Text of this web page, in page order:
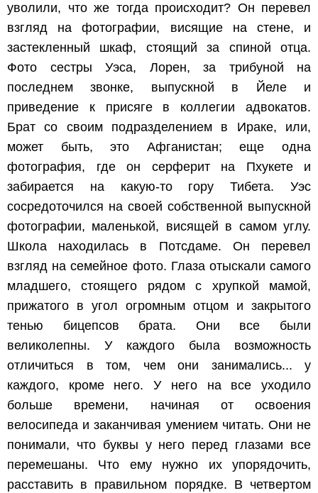
уволили, что же тогда происходит? Он перевел
взгляд на фотографии, висящие на стене, и
застекленный шкаф, стоящий за спиной отца.
Фото сестры Уэса, Лорен, за трибуной на
последнем звонке, выпускной в Йеле и
приведение к присяге в коллегии адвокатов.
Брат со своим подразделением в Ираке, или,
может быть, это Афганистан; еще одна
фотография, где он серферит на Пхукете и
забирается на какую-то гору Тибета. Уэс
сосредоточился на своей собственной выпускной
фотографии, маленькой, висящей в самом углу.
Школа находилась в Потсдаме. Он перевел
взгляд на семейное фото. Глаза отыскали самого
младшего, стоящего рядом с хрупкой мамой,
прижатого в угол огромным отцом и закрытого
тенью бицепсов брата. Они все были
великолепны. У каждого была возможность
отличиться в том, чем они занимались... у
каждого, кроме него. У него на все уходило
больше времени, начиная от освоения
велосипеда и заканчивая умением читать. Они не
понимали, что буквы у него перед глазами все
перемешаны. Что ему нужно их упорядочить,
расставить в правильном порядке. В четвертом